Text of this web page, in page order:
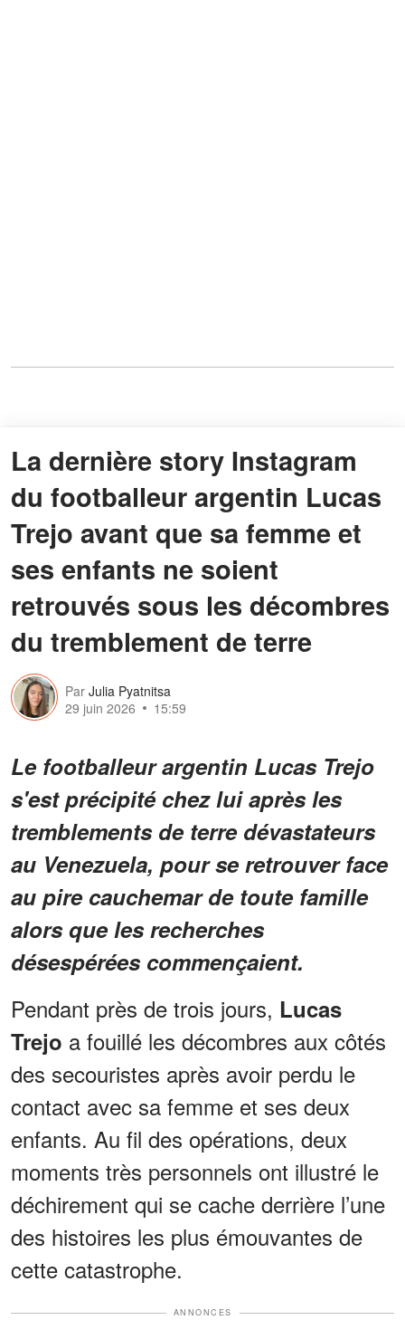
La dernière story Instagram
du footballeur argentin Lucas
Trejo avant que sa femme et
ses enfants ne soient
retrouvés sous les décombres
du tremblement de terre
Par Julia Pyatnitsa
29 juin 2026
15:59
Le footballeur argentin Lucas Trejo
s'est précipité chez lui après les
tremblements de terre dévastateurs
au Venezuela, pour se retrouver face
au pire cauchemar de toute famille
alors que les recherches
désespérées commençaient.
Pendant près de trois jours, Lucas
Trejo a fouillé les décombres aux côtés
des secouristes après avoir perdu le
contact avec sa femme et ses deux
enfants. Au fil des opérations, deux
moments très personnels ont illustré le
déchirement qui se cache derrière l’une
des histoires les plus émouvantes de
cette catastrophe.
ANNONCES